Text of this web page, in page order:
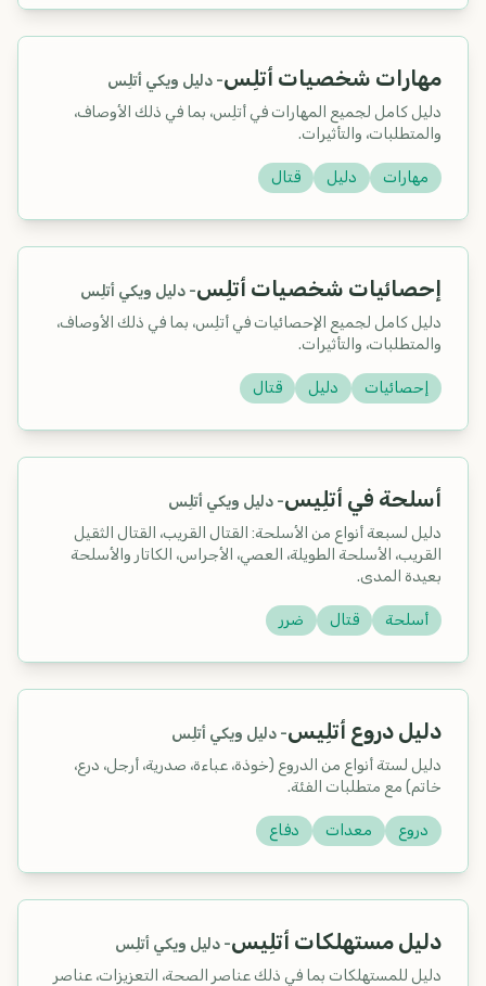
مهارات شخصيات أتلِس- دليل ويكي أتلِس
دليل كامل لجميع المهارات في أتلِس، بما في ذلك الأوصاف،
والمتطلبات، والتأثيرات.
مهارات دليل قتال
إحصائيات شخصيات أتلِس- دليل ويكي أتلِس
دليل كامل لجميع الإحصائيات في أتلِس، بما في ذلك الأوصاف،
والمتطلبات، والتأثيرات.
إحصائيات دليل قتال
أسلحة في أتلِيس- دليل ويكي أتلِس
دليل لسبعة أنواع من الأسلحة: القتال القريب، القتال الثقيل
القريب، الأسلحة الطويلة، العصي، الأجراس، الكاتار والأسلحة
بعيدة المدى.
أسلحة قتال ضرر
دليل دروع أتلِيس- دليل ويكي أتلِس
دليل لستة أنواع من الدروع (خوذة، عباءة، صدرية، أرجل، درع،
خاتم) مع متطلبات الفئة.
دروع معدات دفاع
دليل مستهلكات أتلِيس- دليل ويكي أتلِس
دليل للمستهلكات بما في ذلك عناصر الصحة، التعزيزات، عناصر